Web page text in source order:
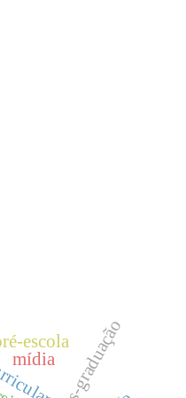
pós-graduação
mídia
escola